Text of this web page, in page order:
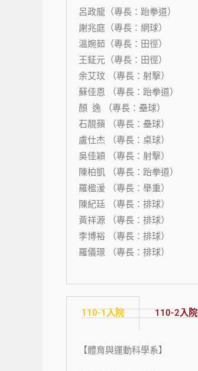
呂政龍（專長：跆拳道）
謝兆庭（專長：網球）
溫婉茹（專長：田徑）
王鉦元（專長：田徑）
余艾玟 （專長：射擊）
蘇佳恩 （專長：跆拳道）
顏 逸 （專長：壘球）
石靚蘋 （專長：壘球）
盧仕杰 （專長：桌球）
吳佳穎 （專長：射擊）
陳柏凱 （專長：跆拳道）
羅楹湲 （專長：舉重）
陳紀廷 （專長：排球）
黃祥源 （專長：排球）
李博裕 （專長：排球）
羅儀璟 （專長：排球）
110-1入院 110-2入院
【體育與運動科學系】